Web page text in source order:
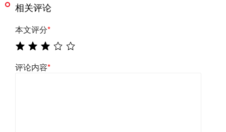
相关评论
本文评分*
评论内容*